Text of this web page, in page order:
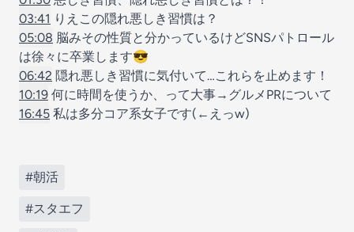
03:41 りえこの隠れ悪しき習慣は？
05:08 脳みその性質と分かっているけどSNSパトロール
は徐々に卒業します😎
06:42 隠れ悪しき習慣に気付いて…これらを止めます！
10:19 何に時間を使うか、って大事→グルメPRについて
16:45 私は多分コア系女子です(←えっw)
#朝活
#スタエフ